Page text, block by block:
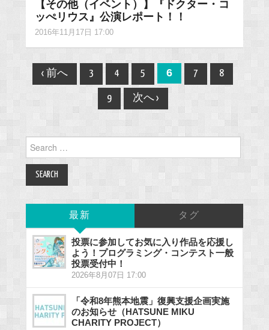
【その他（イベント）】『ドクター・コ
ッぺリウス』公演レポート！！
2016年11月17日 17:00
Post
navigation
‹ 前へ 3 4 5 6 7 8
9 次へ ›
for:
最新 タグ
投票に参加してお気に入り作品を応援し
よう！プログラミング・コンテスト一般
投票受付中！
2026年8月07日 17:00
「令和8年熊本地震」復興支援企画実施
のお知らせ（HATSUNE MIKU
CHARITY PROJECT）